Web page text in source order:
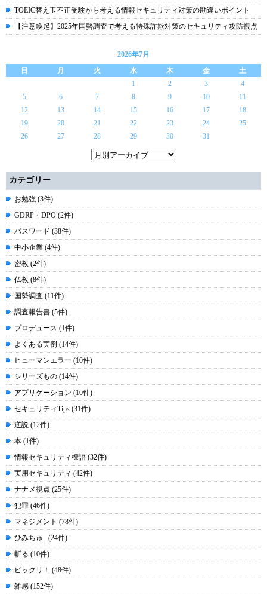
TOEIC替え玉不正受験から考える情報セキュリティ対策の勘違いポイント
【注意喚起】2025年国勢調査で考える特殊詐欺対策のセキュリティ攻防視点
2026年7月
日
月 火 水 木 金
土
1
2 3
4
5
6 7 8 9 10
11
12
13 14 15 16 17
18
19
20 21 22 23 24
25
26
27 28 29 30 31
カテゴリー
お勉強 (3件)
GDRP・DPO (2件)
パスワード (38件)
中小企業 (4件)
密教 (2件)
仏教 (8件)
国勢調査 (11件)
調査報告書 (5件)
プロデュース (1件)
よくある実例 (14件)
ヒューマンエラー (10件)
シリーズもの (14件)
アプリケーション (10件)
セキュリティTips (31件)
逆説 (12件)
本 (1件)
情報セキュリティ標語 (32件)
実用セキュリティ (42件)
ナナメ視点 (25件)
犯罪 (46件)
マネジメント (78件)
ひみちゅ_ (24件)
斬る (10件)
ビックリ！ (48件)
雑感 (152件)